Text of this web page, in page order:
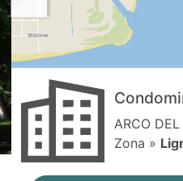
ARCO
Zona »